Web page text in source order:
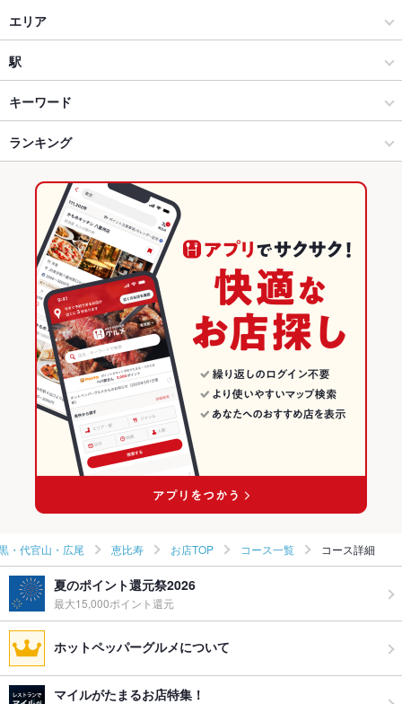
居酒屋
和風
恵比寿・中目黒・代官山・広尾 × 居酒屋
恵比寿・中目黒・代官山・広尾 × 和風
恵比寿駅 × 居酒屋
恵比寿駅 × 和風
焼き鳥・鶏料理
恵比寿・中目黒・代官山・広尾 × 和食
恵比寿・中目黒・代官山・広尾 × 焼き鳥・鶏料理
恵比寿駅 × 和食
恵比寿駅 × 焼き鳥・鶏料理
エリア
恵比寿
恵比寿 × 居酒屋
恵比寿 × 和風
恵比寿 × 和食
恵比寿 × 焼き鳥・鶏料理
東京 × 居酒屋
東京 × 和風
東京 × 和食
東京 × 焼き鳥・鶏料理
駅
恵比寿駅
代官山駅
中目黒駅
キーワード
手羽先 からあげ にんにく料理
鶏皮 麻婆豆腐
ランキング
東京のグルメランキング
東京の居酒屋ランキング
恵比寿・中目黒・代官山・広尾のグルメランキング
恵比寿・中目黒・代官山・広尾の居酒屋ランキング
恵比寿のグルメランキング
恵比寿の居酒屋ランキング
・代官山・広尾 恵比寿 お店TOP コース一覧 コース詳細
夏のポイント還元祭2026
最大15,000ポイント還元
ホットペッパーグルメについて
マイルがたまるお店特集！